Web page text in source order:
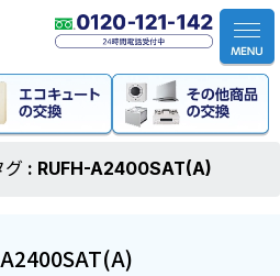
グ : RUFH-A2400SAT(A)